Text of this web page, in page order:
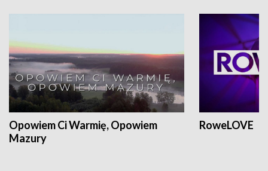
Opowiem Ci Warmię, Opowiem
Mazury
RoweLOVE